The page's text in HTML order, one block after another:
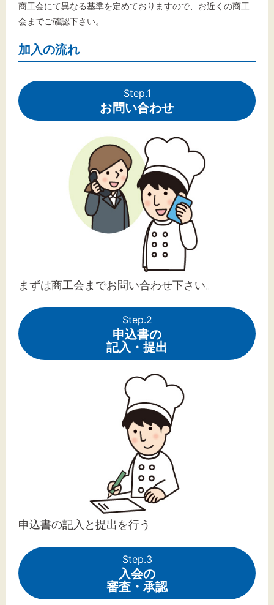
商工会にて異なる基準を定めておりますので、お近くの商工
会までご確認下さい。
加入の流れ
Step.1
お問い合わせ
まずは商工会までお問い合わせ下さい。
Step.2
申込書の
記入・提出
申込書の記入と提出を行う
Step.3
入会の
審査・承認